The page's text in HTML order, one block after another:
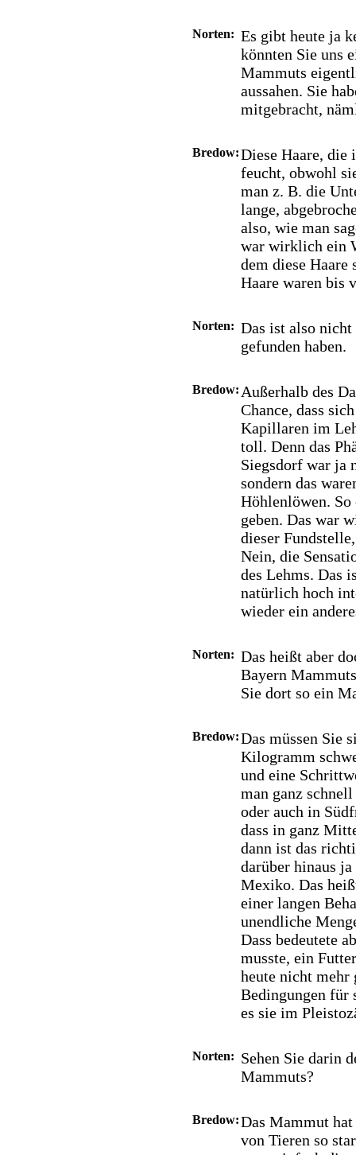
Norten: Es gibt heute ja
könnten Sie uns
Mammuts
aussahen. Sie
mitgebracht,
Bredow:Diese Haare, die
feucht, obwohl
man z. B. die
lange,
also, wie man
war wirklich ein
dem diese Haare
Haare waren bis
Norten: Das ist also
gefunden haben.
Bredow: Außerhalb des
Chance, dass
Kapillaren im
toll. Denn das
Siegsdorf war ja
sondern das
Höhlenlöwen.
geben. Das war
dieser
Nein, die
des Lehms. Das
natürlich hoch
wieder ein
Norten: Das heißt aber
Bayern
Sie dort so ein
Bredow:Das müssen Sie
Kilogramm
und eine
man ganz
oder auch in
dass in ganz
dann ist das
darüber hinaus
Mexiko. Das
einer langen
unendliche
Dass bedeutete
musste, ein
heute nicht
Bedingungen für
es sie im
Norten: Sehen Sie darin
Mammuts?
Bredow:Das Mammut
von Tieren so